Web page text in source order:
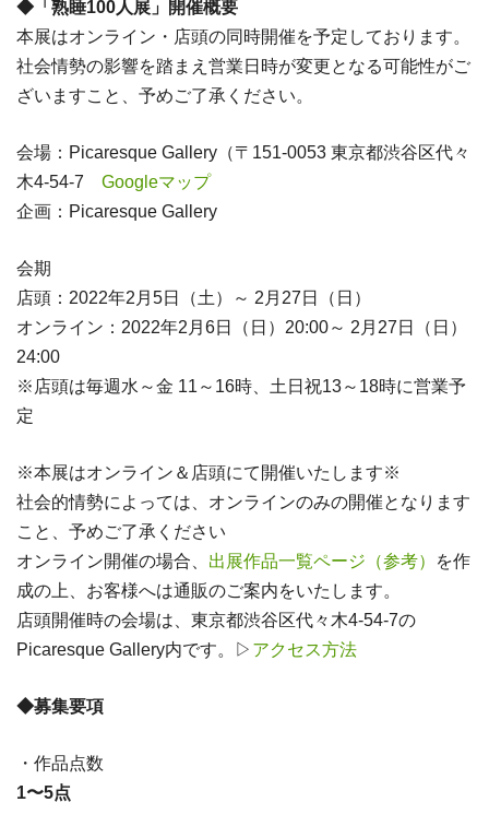
◆「熟睡100人展」開催概要
本展はオンライン・店頭の同時開催を予定しております。
社会情勢の影響を踏まえ営業日時が変更となる可能性がご
ざいますこと、予めご了承ください。
会場：Picaresque Gallery（〒151-0053 東京都渋谷区代々
木4-54-7 Googleマップ
企画：Picaresque Gallery
会期
店頭：2022年2月5日（土）～ 2月27日（日）
オンライン：2022年2月6日（日）20:00～ 2月27日（日）
24:00
※店頭は毎週水～金 11～16時、土日祝13～18時に営業予
定
※本展はオンライン＆店頭にて開催いたします※
社会的情勢によっては、オンラインのみの開催となります
こと、予めご了承ください
オンライン開催の場合、 出展作品一覧ページ（参考）
を作
成の上、お客様へは通販のご案内をいたします。
店頭開催時の会場は、東京都渋谷区代々木4-54-7の
Picaresque Gallery内です。▷ アクセス方法
◆募集要項
・作品点数
1〜5点